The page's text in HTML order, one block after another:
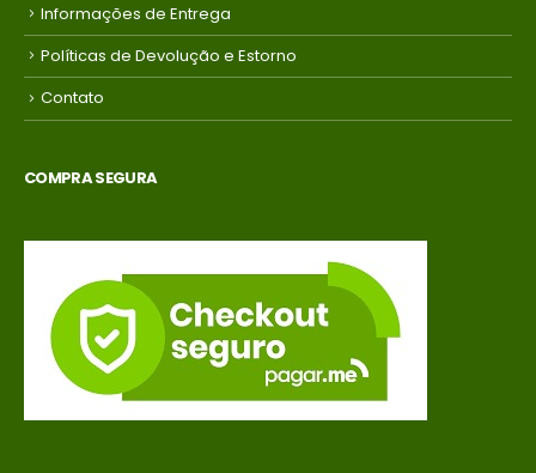
Informações de Entrega
Políticas de Devolução e Estorno
Contato
COMPRA SEGURA